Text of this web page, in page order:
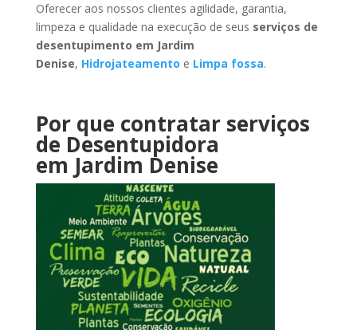
Oferecer aos nossos clientes agilidade, garantia,
limpeza e qualidade na execução de seus serviços de
desentupimento em Jardim
Denise, Hidrojateamento e Limpa fossa.
Por que contratar serviços
de Desentupidora
em Jardim Denise